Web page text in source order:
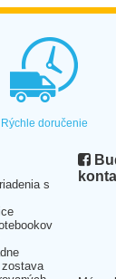
Rýchle doručenie
s